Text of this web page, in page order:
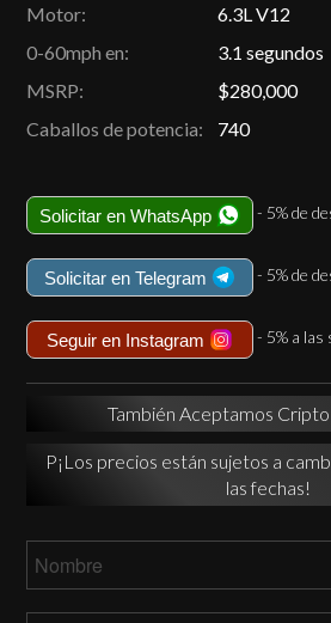
Motor:
6.3L V12
0-60mph en:
3.1 segundos
MSRP:
$280,000
Caballos de potencia:
740
Solicitar en WhatsApp - 5% de
Solicitar en Telegram - 5% de
Seguir en Instagram - 5% a las
También Aceptamos Cripto
P¡Los precios están sujetos a
las fechas!